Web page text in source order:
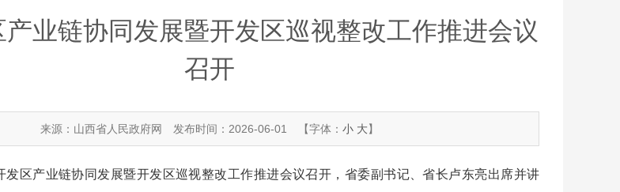
业链协同发展暨开发区巡视整改工作推进会议
召开
来源：山西省人民政府网 发布时间：2026-06-01 【字体：小 大】
产业链协同发展暨开发区巡视整改工作推进会议召开，省委副书记、省长卢东亮出席并讲